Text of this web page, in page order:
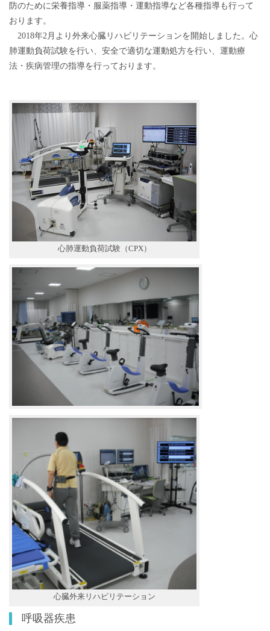
防のために栄養指導・服薬指導・運動指導など各種指導も行って
おります。
2018年2月より外来心臓リハビリテーションを開始しました。心
肺運動負荷試験を行い、安全で適切な運動処方を行い、運動療
法・疾病管理の指導を行っております。
心肺運動負荷試験（CPX）
心臓外来リハビリテーション
呼吸器疾患